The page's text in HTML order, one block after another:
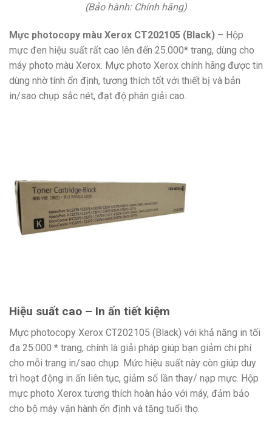
(Bảo hành: Chính hãng)
Mực photocopy màu Xerox CT202105 (Black) – Hộp
mực đen hiệu suất rất cao lên đến 25.000* trang, dùng cho
máy photo màu Xerox. Mực photo Xerox chính hãng được tin
dùng nhờ tính ổn định, tương thích tốt với thiết bị và bản
in/sao chụp sắc nét, đạt độ phân giải cao.
Hiệu suất cao – In ấn tiết kiệm
Mực photocopy Xerox CT202105 (Black) với khả năng in tối
đa 25.000 * trang, chính là giải pháp giúp bạn giảm chi phí
cho mỗi trang in/sao chụp. Mức hiệu suất này còn giúp duy
trì hoạt động in ấn liên tục, giảm số lần thay/ nạp mực. Hộp
mực photo Xerox tương thích hoàn hảo với máy, đảm bảo
cho bộ máy vận hành ổn định và tăng tuổi thọ.